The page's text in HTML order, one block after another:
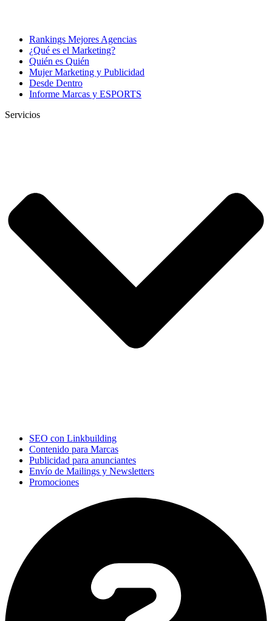
Rankings Mejores Agencias
¿Qué es el Marketing?
Quién es Quién
Mujer Marketing y Publicidad
Desde Dentro
Informe Marcas y ESPORTS
Servicios
SEO con Linkbuilding
Contenido para Marcas
Publicidad para anunciantes
Envío de Mailings y Newsletters
Promociones